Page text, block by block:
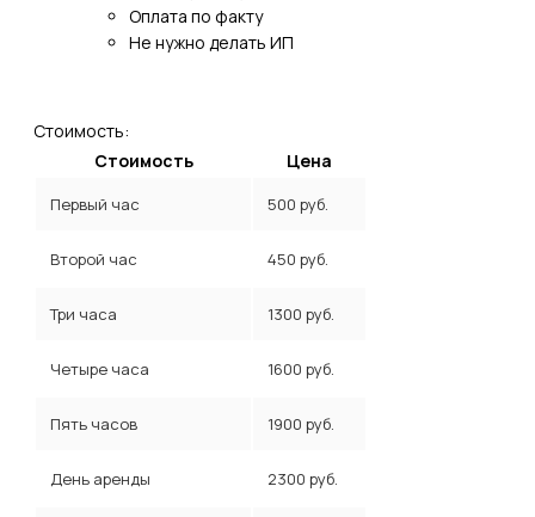
Оплата по факту
Не нужно делать ИП
Стоимость:
Стоимость
Цена
Первый час 500 руб.
Второй час 450 руб.
Три часа 1300 руб.
Четыре часа 1600 руб.
Пять часов 1900 руб.
День аренды 2300 руб.